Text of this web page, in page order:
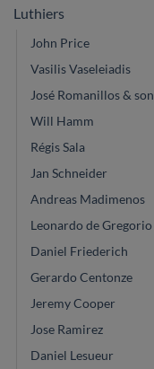
Luthiers
John Price
Vasilis Vaseleiadis
José Romanillos & son
Will Hamm
Régis Sala
Jan Schneider
Andreas Madimenos
Leonardo de Gregorio
Daniel Friederich
Gerardo Centonze
Jeremy Cooper
Jose Ramirez
Daniel Lesueur